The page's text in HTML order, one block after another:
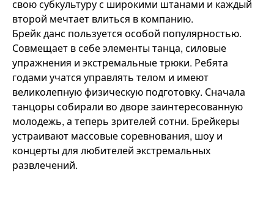
свою субкультуру с широкими штанами и каждый
второй мечтает влиться в компанию.
Брейк данс пользуется особой популярностью.
Совмещает в себе элементы танца, силовые
упражнения и экстремальные трюки. Ребята
годами учатся управлять телом и имеют
великолепную физическую подготовку. Сначала
танцоры собирали во дворе заинтересованную
молодежь, а теперь зрителей сотни. Брейкеры
устраивают массовые соревнования, шоу и
концерты для любителей экстремальных
развлечений.